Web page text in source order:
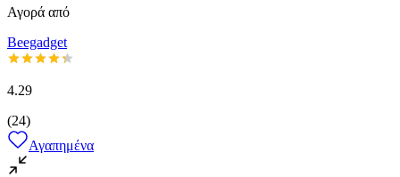
Αγορά από
Beegadget
4.29
(24)
Αγαπημένα